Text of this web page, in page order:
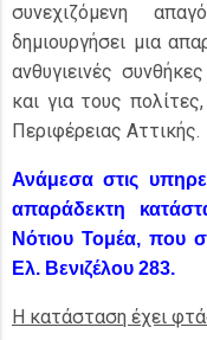
συνεχιζόμενη
δημιουργήσει μια
ανθυγιεινές
και για τους
Περιφέρειας Αττικής.
Ανάμεσα στις
απαράδεκτη
Νότιου Τομέα, που
Ελ. Βενιζέλου 283.
Η κατάσταση έχει